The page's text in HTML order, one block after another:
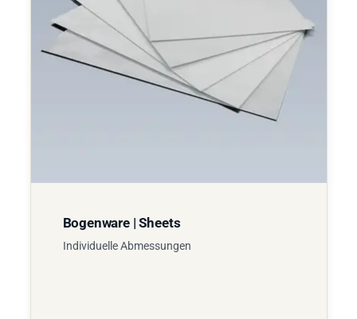
Bogenware | Sheets
Individuelle Abmessungen